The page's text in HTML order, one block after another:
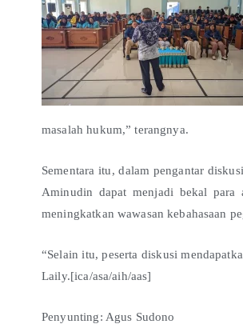
masalah hukum,” terangnya.
Sementara itu, dalam pengantar
Aminudin dapat menjadi bekal para
meningkatkan wawasan kebahasaan
“Selain itu, peserta diskusi
Laily.[ica/asa/aih/aas]
Penyunting: Agus Sudono